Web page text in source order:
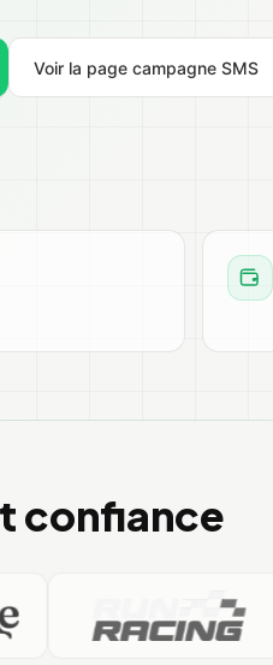
Voir la page campagne SMS
confiance
RUNRACING